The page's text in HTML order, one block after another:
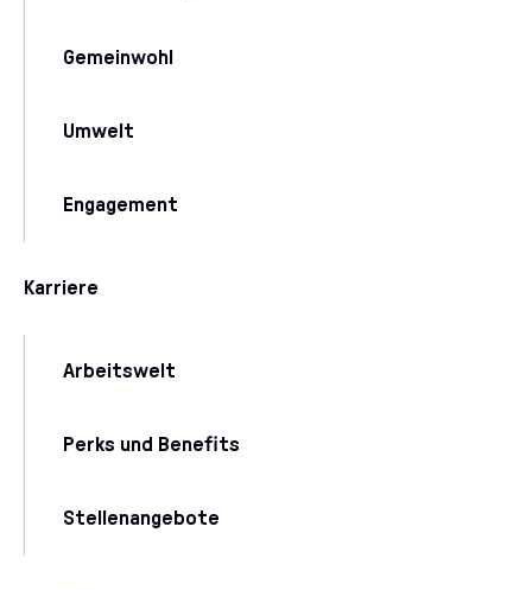
Gemeinwohl
Umwelt
Engagement
Karriere
Arbeitswelt
Perks und Benefits
Stellenangebote